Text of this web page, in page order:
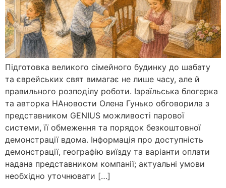
Підготовка великого сімейного будинку до шабату
та єврейських свят вимагає не лише часу, але й
правильного розподілу роботи. Ізраїльська блогерка
та авторка НАновости Олена Гунько обговорила з
представником GENIUS можливості парової
системи, її обмеження та порядок безкоштовної
демонстрації вдома. Інформація про доступність
демонстрації, географію виїзду та варіанти оплати
надана представником компанії; актуальні умови
необхідно уточнювати […]